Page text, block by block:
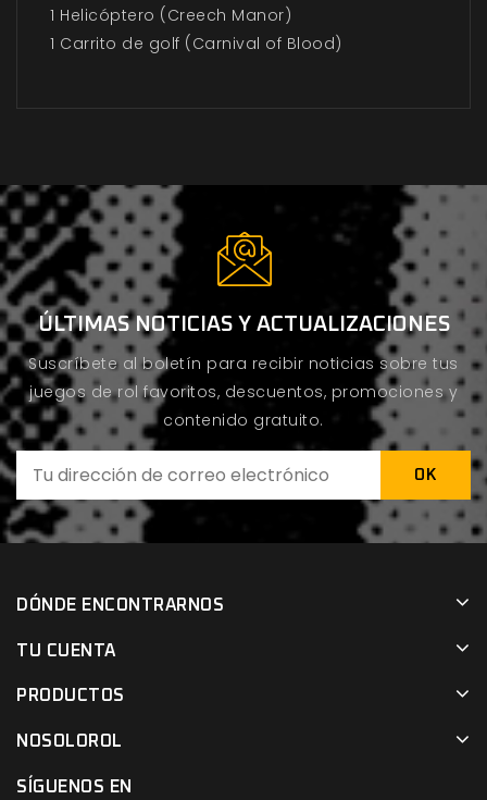
1 Helicóptero (Creech Manor)
1 Carrito de golf (Carnival of Blood)
ÚLTIMAS NOTICIAS Y ACTUALIZACIONES
Suscríbete al boletín para recibir noticias sobre tus
juegos de rol favoritos, descuentos, promociones y
contenido gratuito.
DÓNDE ENCONTRARNOS
TU CUENTA
PRODUCTOS
NOSOLOROL
SÍGUENOS EN